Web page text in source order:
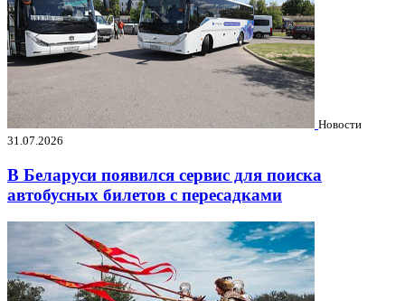
Новости
31.07.2026
В Беларуси появился сервис для поиска
автобусных билетов с пересадками